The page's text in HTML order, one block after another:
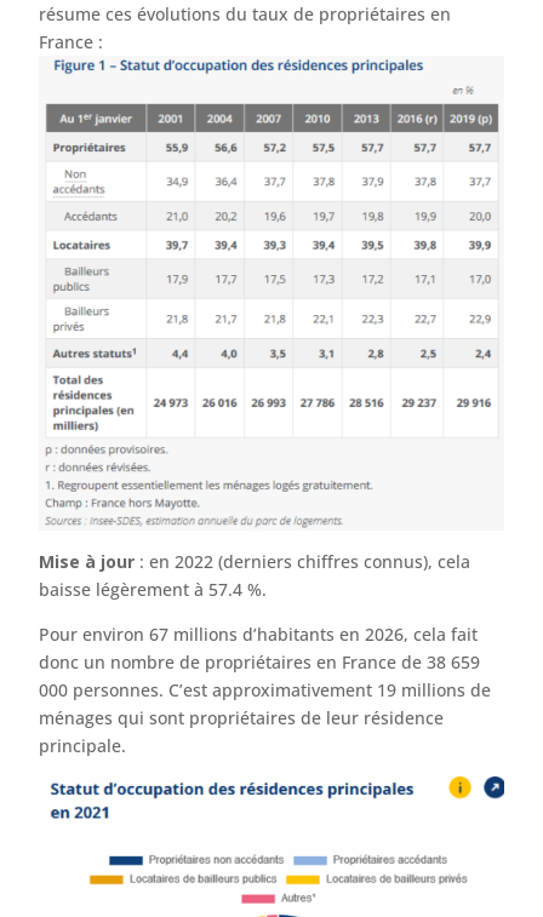
résume ces évolutions du taux de propriétaires en
France :
Mise à jour : en 2022 (derniers chiffres connus), cela
baisse légèrement à 57.4 %.
Pour environ 67 millions d’habitants en 2026, cela fait
donc un nombre de propriétaires en France de 38 659
000 personnes. C’est approximativement 19 millions de
ménages qui sont propriétaires de leur résidence
principale.